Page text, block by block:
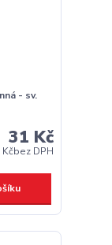
- sv.
31 Kč
Kčbez DPH